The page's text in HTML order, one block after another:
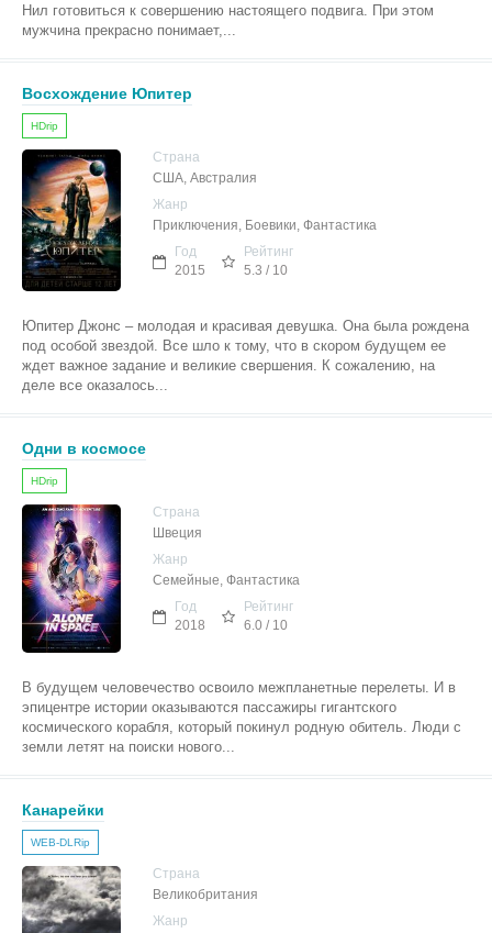
Нил готовиться к совершению настоящего подвига. При этом
мужчина прекрасно понимает,...
Восхождение Юпитер
HDrip
Страна
США, Австралия
Жанр
Приключения, Боевики, Фантастика
Год
2015
Рейтинг
5.3 / 10
Юпитер Джонс – молодая и красивая девушка. Она была рождена
под особой звездой. Все шло к тому, что в скором будущем ее
ждет важное задание и великие свершения. К сожалению, на
деле все оказалось...
Одни в космосе
HDrip
Страна
Швеция
Жанр
Семейные, Фантастика
Год
2018
Рейтинг
6.0 / 10
В будущем человечество освоило межпланетные перелеты. И в
эпицентре истории оказываются пассажиры гигантского
космического корабля, который покинул родную обитель. Люди с
земли летят на поиски нового...
Канарейки
WEB-DLRip
Страна
Великобритания
Жанр